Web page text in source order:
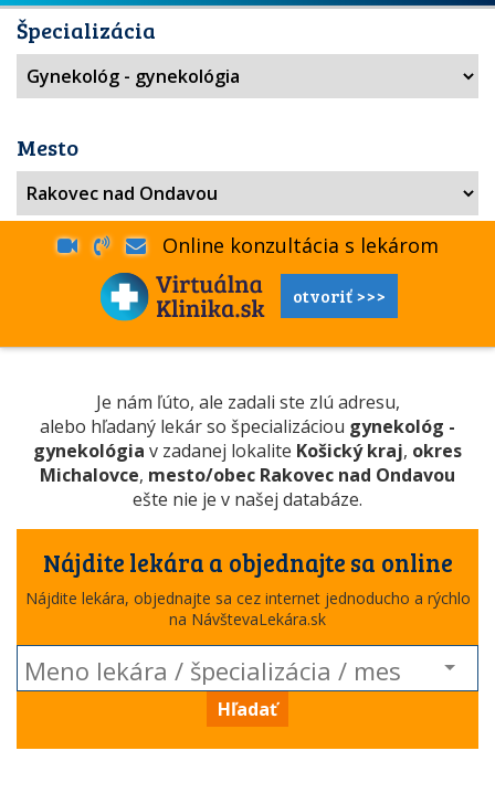
Špecializácia
Mesto
Online konzultácia s lekárom
otvoriť >>>
Je nám ľúto, ale zadali ste zlú adresu,
alebo hľadaný lekár so špecializáciou gynekológ -
gynekológia v zadanej lokalite Košický kraj, okres
Michalovce, mesto/obec Rakovec nad Ondavou
ešte nie je v našej databáze.
Nájdite lekára a objednajte sa online
Nájdite lekára, objednajte sa cez internet jednoducho a rýchlo
na NávštevaLekára.sk
Hľadať